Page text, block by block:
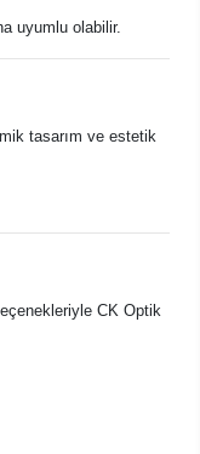
uyumlu olabilir.
tasarım ve estetik
CK Optik